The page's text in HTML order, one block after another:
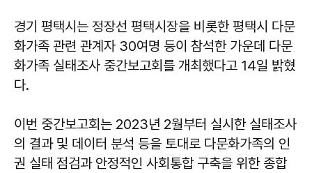
경기 평택시는 정장선 평택시장을 비롯한 평택시 다문
화가족 관련 관계자 30여명 등이 참석한 가운데 다문
화가족 실태조사 중간보고회를 개최했다고 14일 밝혔
다.
이번 중간보고회는 2023년 2월부터 실시한 실태조사
의 결과 및 데이터 분석 등을 토대로 다문화가족의 인
권 실태 점검과 안정적인 사회통합 구축을 위한 종합